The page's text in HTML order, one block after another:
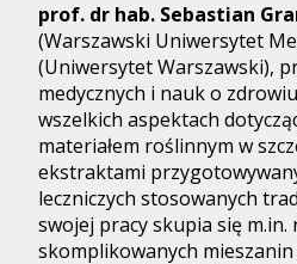
prof. dr hab. Sebastian
(Warszawski Uniwersytet
(Uniwersytet Warszawski),
medycznych i nauk o
wszelkich aspektach
materiałem roślinnym w
ekstraktami
leczniczych stosowanych
swojej pracy skupia się m.in.
skomplikowanych